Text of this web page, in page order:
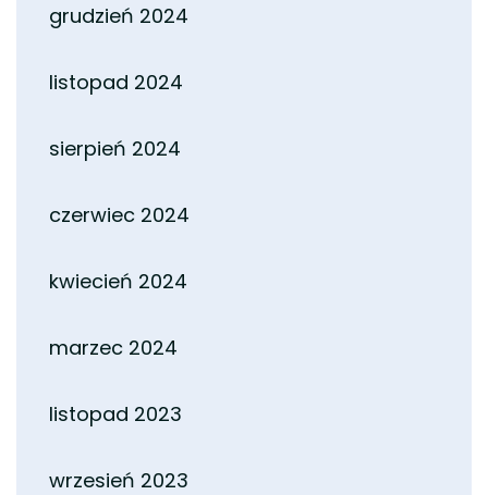
grudzień 2024
listopad 2024
sierpień 2024
czerwiec 2024
kwiecień 2024
marzec 2024
listopad 2023
wrzesień 2023